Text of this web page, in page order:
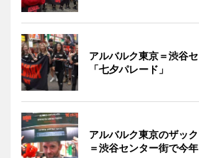
アルバルク東京＝渋谷
「七夕パレード」
アルバルク東京のザッ
＝渋谷センター街で今